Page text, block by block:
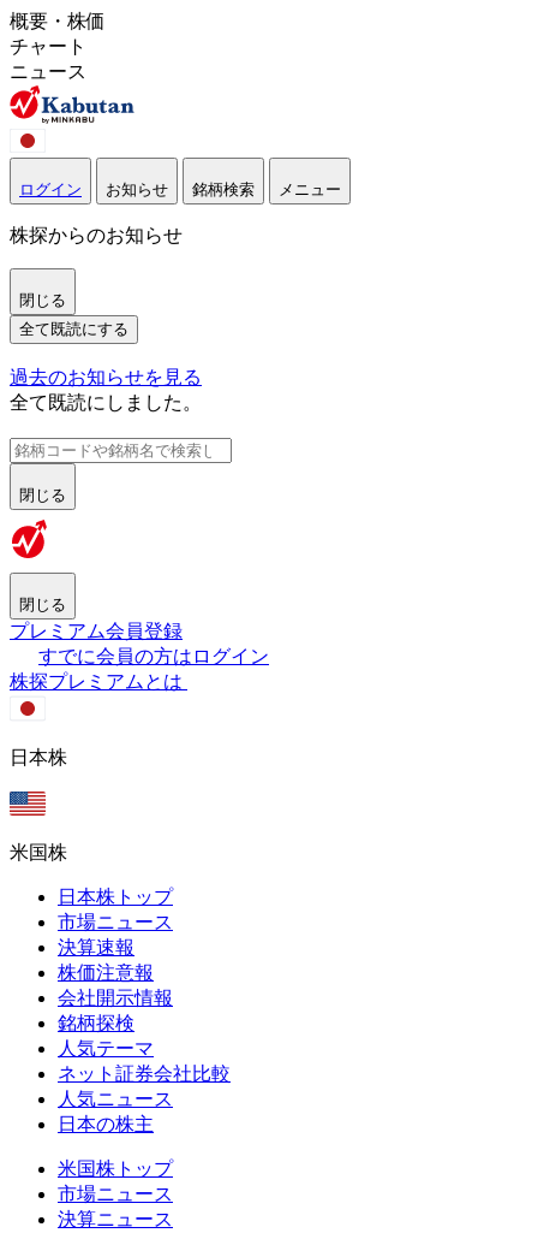
概要・株価
チャート
ニュース
ログイン お知らせ 銘柄検索 メニュー
株探からのお知らせ
閉じる
全て既読にする
過去のお知らせを見る
全て既読にしました。
閉じる
閉じる
プレミアム会員登録
すでに会員の方はログイン
株探プレミアムとは
日本株
米国株
日本株トップ
市場ニュース
決算速報
株価注意報
会社開示情報
銘柄探検
人気テーマ
ネット証券会社比較
人気ニュース
日本の株主
米国株トップ
市場ニュース
決算ニュース